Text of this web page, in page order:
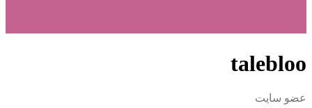
talebloo
عضو سایت